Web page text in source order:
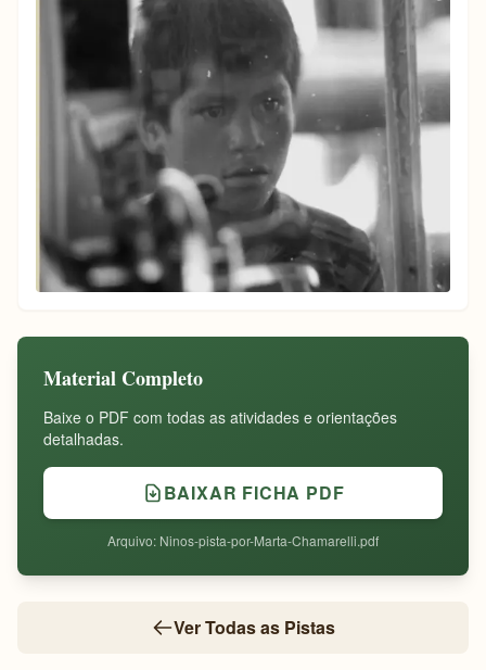
Material Completo
Baixe o PDF com todas as atividades e orientações
detalhadas.
BAIXAR FICHA PDF
Arquivo: Ninos-pista-por-Marta-Chamarelli.pdf
Ver Todas as Pistas